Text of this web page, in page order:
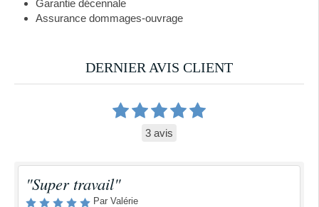
Garantie décennale
Assurance dommages-ouvrage
DERNIER AVIS CLIENT
3 avis
"Super travail"
Par Valérie